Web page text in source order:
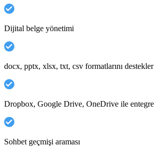
Dijital belge yönetimi
docx, pptx, xlsx, txt, csv formatlarını destekler
Dropbox, Google Drive, OneDrive ile entegre
Sohbet geçmişi araması